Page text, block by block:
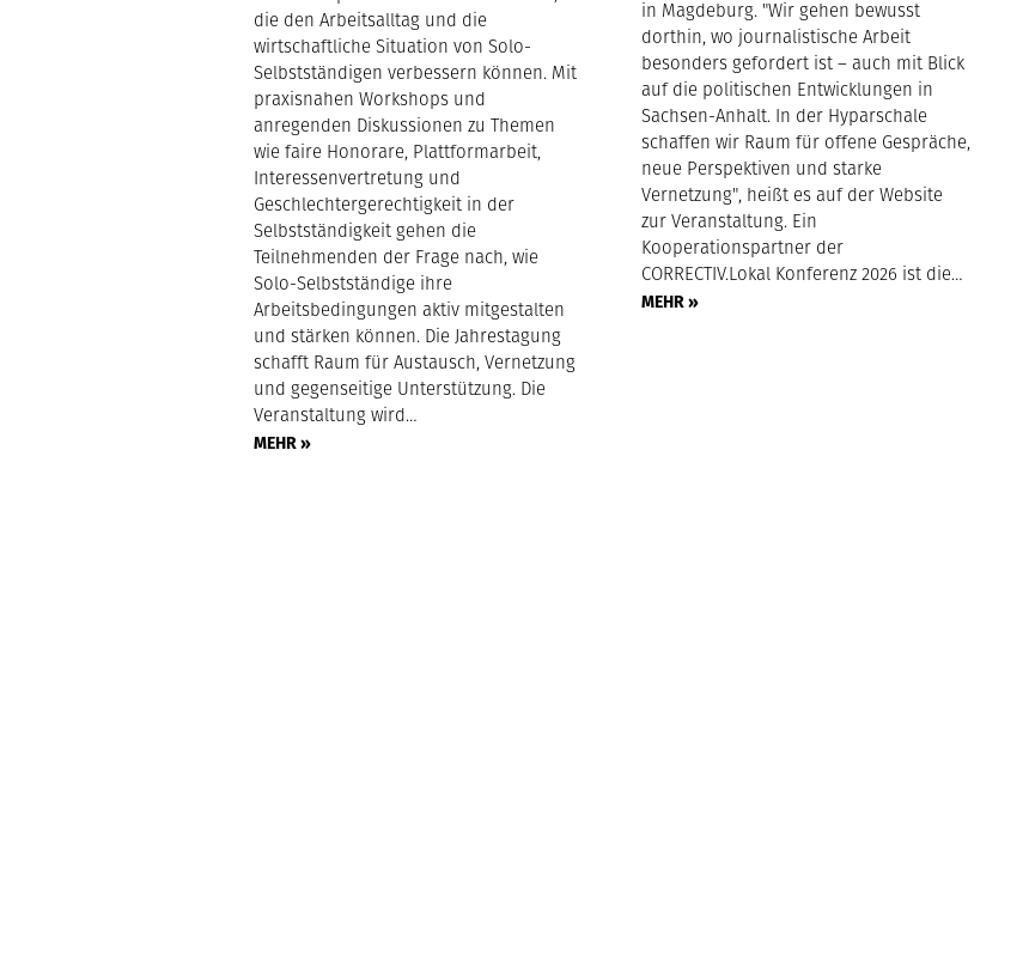
die den Arbeitsalltag und die
wirtschaftliche Situation von Solo-
Selbstständigen verbessern können. Mit
praxisnahen Workshops und
anregenden Diskussionen zu Themen
wie faire Honorare, Plattformarbeit,
Interessenvertretung und
Geschlechtergerechtigkeit in der
Selbstständigkeit gehen die
Teilnehmenden der Frage nach, wie
Solo-Selbstständige ihre
Arbeitsbedingungen aktiv mitgestalten
und stärken können. Die Jahrestagung
schafft Raum für Austausch, Vernetzung
und gegenseitige Unterstützung. Die
Veranstaltung wird…
MEHR »
in Magdeburg. "Wir gehen bewusst
dorthin, wo journalistische Arbeit
besonders gefordert ist – auch mit Blick
auf die politischen Entwicklungen in
Sachsen-Anhalt. In der Hyparschale
schaffen wir Raum für offene Gespräche,
neue Perspektiven und starke
Vernetzung", heißt es auf der Website
zur Veranstaltung. Ein
Kooperationspartner der
CORRECTIV.Lokal Konferenz 2026 ist die…
MEHR »